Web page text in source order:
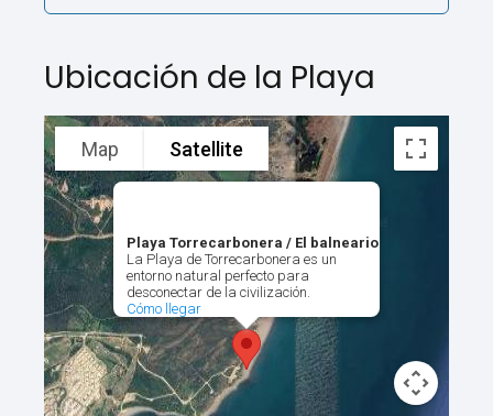
Ubicación de la Playa
Playa Torrecarbonera / El balneario
La Playa de Torrecarbonera es un
entorno natural perfecto para
desconectar de la civilización.
Cómo llegar
Map Satellite